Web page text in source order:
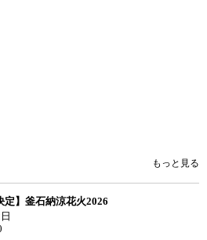
もっと見る
定】釜石納涼花火2026